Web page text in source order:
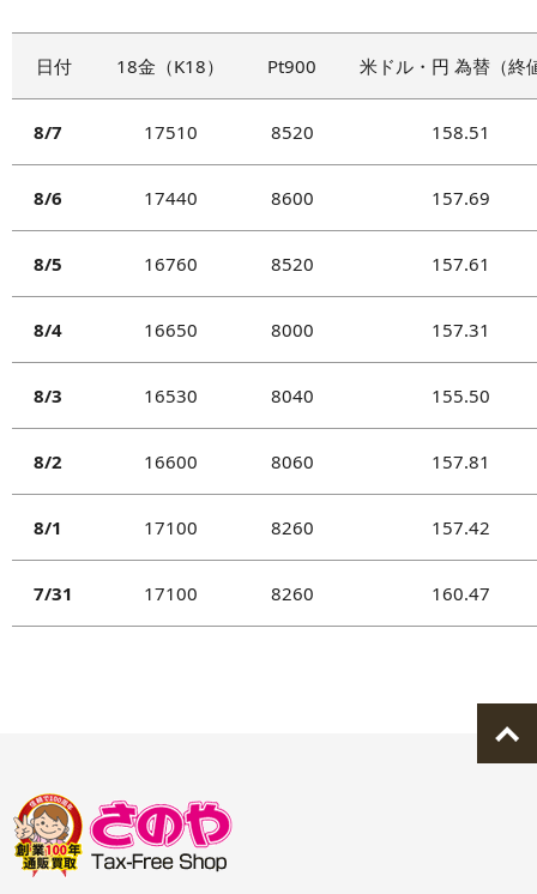
SSLとは、情報を暗号化することで、データの盗
聴や改ざんを防止して通信する機能のことです。
当社ウェブサイトでは、商品お問い合わせやア
ンケート回答の際など個人情報が通信されるペー
ジにおいて、SSLによる暗号化通信を使用し、お客
様の個人情報が外部の第三者に通信傍受できない
よう対策を行っています。
があった場合は、情報の開示、訂正、削除を速やかに行
個人情報保護に関するお問い合わせ先：
本部・総務 個人情報保護担当
TEL: 03-3949-5111
制定：平成17年4月1日
最終改訂：平成19年4月1日
株式会社山貴佐野屋
日付 18金（K18） Pt900 米ドル・円 為替（終
8/7 17510 8520 158.51
8/6 17440 8600 157.69
8/5 16760 8520 157.61
8/4 16650 8000 157.31
8/3 16530 8040 155.50
8/2 16600 8060 157.81
8/1 17100 8260 157.42
7/31 17100 8260 160.47
7/28
7/27 17460